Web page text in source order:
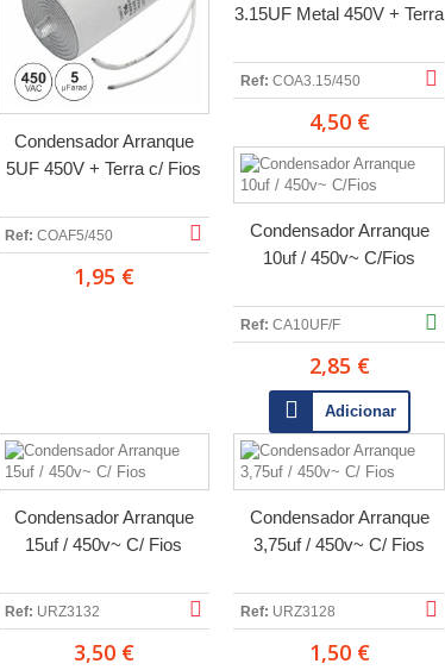
Condensador Arranque
5UF 450V + Terra c/ Fios
Ref: COAF5/450
1,95 €
3.15UF Metal 450V + Terra
Ref: COA3.15/450
4,50 €
Condensador Arranque
10uf / 450v~ C/Fios
Ref: CA10UF/F
2,85 €
Adicionar
Condensador Arranque
15uf / 450v~ C/ Fios
Ref: URZ3132
3,50 €
Condensador Arranque
3,75uf / 450v~ C/ Fios
Ref: URZ3128
1,50 €